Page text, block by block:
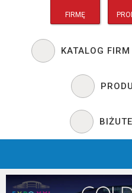
FIRMĘ
KATALOG FIRM